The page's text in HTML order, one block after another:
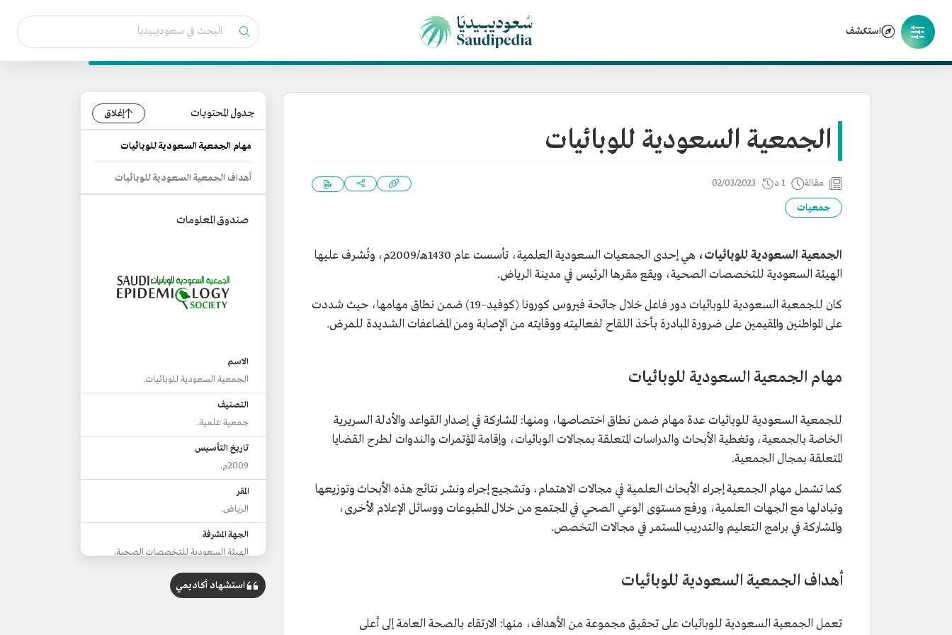
استكشف
الجمعية السعودية للوبائيات
مقالة 1 د 02/03/2023
جمعيات
الجمعية السعودية للوبائيات،
هي إحدى الجمعيات السعودية العلمية، تأسست عام 1430هـ/2009م، وتُشرف عليها
الهيئة السعودية للتخصصات الصحية، ويقع مقرها الرئيس في مدينة الرياض.
كان للجمعية السعودية للوبائيات دور فاعل خلال جائحة فيروس كورونا (كوفيد–19) ضمن نطاق مهامها، حيث شددت
على المواطنين والمقيمين على ضرورة المبادرة بأخذ اللقاح لفعاليته ووقايته من الإصابة ومن المضاعفات الشديدة للمرض.
مهام الجمعية السعودية للوبائيات
للجمعية السعودية للوبائيات عدة مهام ضمن نطاق اختصاصها، ومنها: المشاركة في إصدار القواعد والأدلة السريرية
الخاصة بالجمعية، وتغطية الأبحاث والدراسات المتعلقة بمجالات الوبائيات، وإقامة المؤتمرات والندوات لطرح القضايا
المتعلقة بمجال الجمعية.
كما تشمل مهام الجمعية إجراء الأبحاث العلمية في مجالات الاهتمام، وتشجيع إجراء ونشر نتائج هذه الأبحاث وتوزيعها
وتبادلها مع الجهات العلمية، ورفع مستوى الوعي الصحي في المجتمع من خلال المطبوعات ووسائل الإعلام الأخرى،
والمشاركة في برامج التعليم والتدريب المستمر في مجالات التخصص.
أهداف الجمعية السعودية للوبائيات
تعمل الجمعية السعودية للوبائيات على تحقيق مجموعة من الأهداف، منها: الارتقاء بالصحة العامة إلى أعلى
جدول المحتويات إغلاق
مهام الجمعية السعودية للوبائيات
أهداف الجمعية السعودية للوبائيات
صندوق المعلومات
الاسم
الجمعية السعودية للوبائيات.
التصنيف
جمعية علمية.
تاريخ التأسيس
2009م.
المقر
الرياض.
الجهة المشرفة
الهيئة السعودية للتخصصات الصحية.
المشاركة في إصدار القواعد والأدلة السريرية
استشهاد أكاديمي